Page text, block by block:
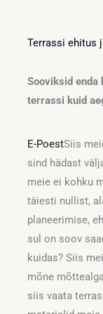
Terrassi ehitus
Sooviksid
terrassi kuid
E-PoestSiis
sind hädast
meie ei kohku
täiesti nullist,
planeerimise,
sul on soov
kuidas? Siis
mõne
siis vaata